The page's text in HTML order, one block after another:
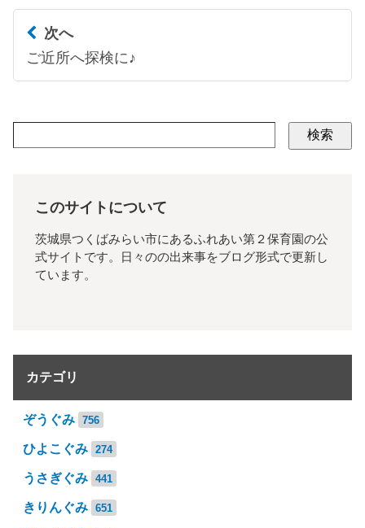
次へ
ご近所へ探検に♪
検索
このサイトについて
茨城県つくばみらい市にあるふれあい第２保育園の公
式サイトです。日々のの出来事をブログ形式で更新し
ています。
カテゴリ
ぞうぐみ 756
ひよこぐみ 274
うさぎぐみ 441
きりんぐみ 651